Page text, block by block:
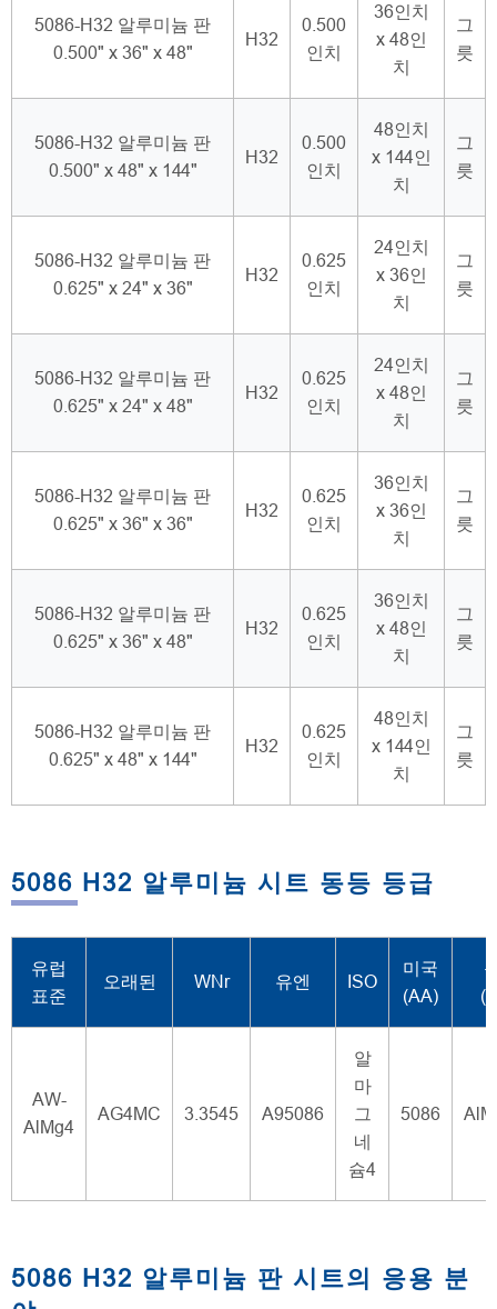
5086-H32 알루미늄 판
0.500" x 36" x 48"
H32
0.500
인치
36인치
x 48인
치
그
릇
5086-H32 알루미늄 판
0.500" x 48" x 144"
H32
0.500
인치
48인치
x 144인
치
그
릇
5086-H32 알루미늄 판
0.625" x 24" x 36"
H32
0.625
인치
24인치
x 36인
치
그
릇
5086-H32 알루미늄 판
0.625" x 24" x 48"
H32
0.625
인치
24인치
x 48인
치
그
릇
5086-H32 알루미늄 판
0.625" x 36" x 36"
H32
0.625
인치
36인치
x 36인
치
그
릇
5086-H32 알루미늄 판
0.625" x 36" x 48"
H32
0.625
인치
36인치
x 48인
치
그
릇
5086-H32 알루미늄 판
0.625" x 48" x 144"
H32
0.625
인치
48인치
x 144인
치
그
릇
5086 H32 알루미늄 시트 동등 등급
유럽
표준
오래된 WNr 유엔 ISO
미국
(AA)
AW-
AlMg4
AG4MC 3.3545 A95086
알
마
그
네
슘4
5086
5086 H32 알루미늄 판 시트의 응용 분